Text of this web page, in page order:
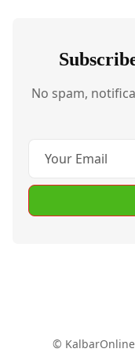
No spam,
©